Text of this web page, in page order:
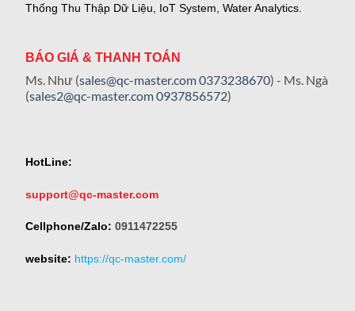
Thống Thu Thập Dữ Liệu, IoT System, Water Analytics.
BÁO GIÁ & THANH TOÁN
Ms. Như (sales@qc-master.com0373238670) - Ms. Ngà
(sales2@qc-master.com0937856572)
HotLine:
support@qc-master.com
Cellphone/Zalo: 0911472255
website: https://qc-master.com/